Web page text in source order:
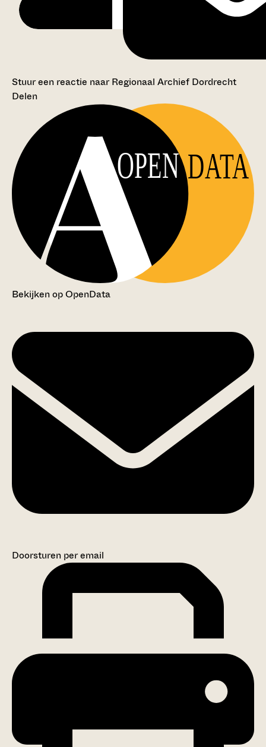
Stuur een reactie naar Regionaal Archief Dordrecht
Delen
OPEN DATA
Bekijken op OpenData
Doorsturen per email